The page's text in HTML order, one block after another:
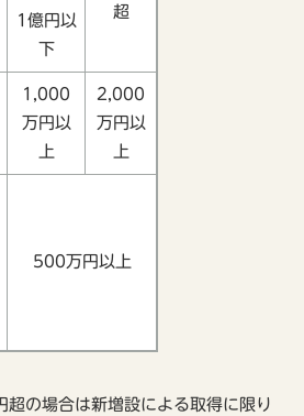
1億円以
下
超
1,000
万円以
上
2,000
万円以
上
500万円以上
の場合は新増設による取得に限り